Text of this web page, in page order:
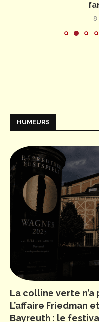
8
HUMEURS
La colline verte
L’affaire Friedman
Bayreuth : le